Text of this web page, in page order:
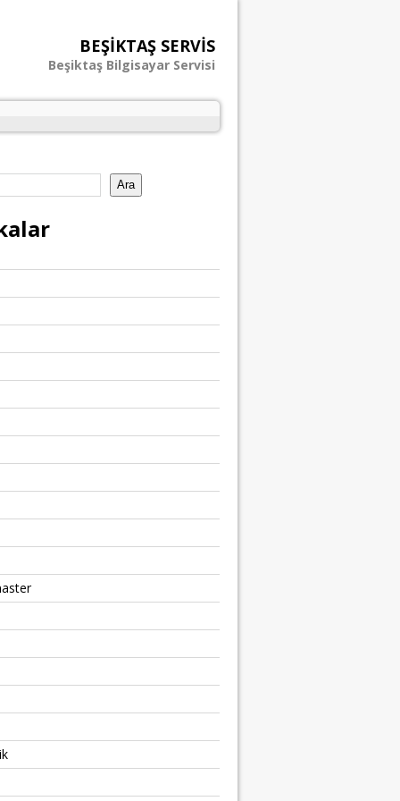
BEŞIKTAŞ SERVIS
Beşiktaş Bilgisayar Servisi
Ara